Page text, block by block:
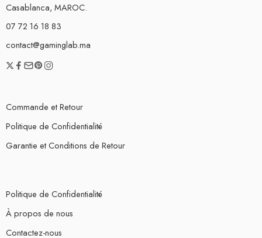
Casablanca, MAROC.
07 72 16 18 83
contact@gaminglab.ma
Commande et Retour
Politique de Confidentialité
Garantie et Conditions de Retour
Politique de Confidentialité
À propos de nous
Contactez-nous